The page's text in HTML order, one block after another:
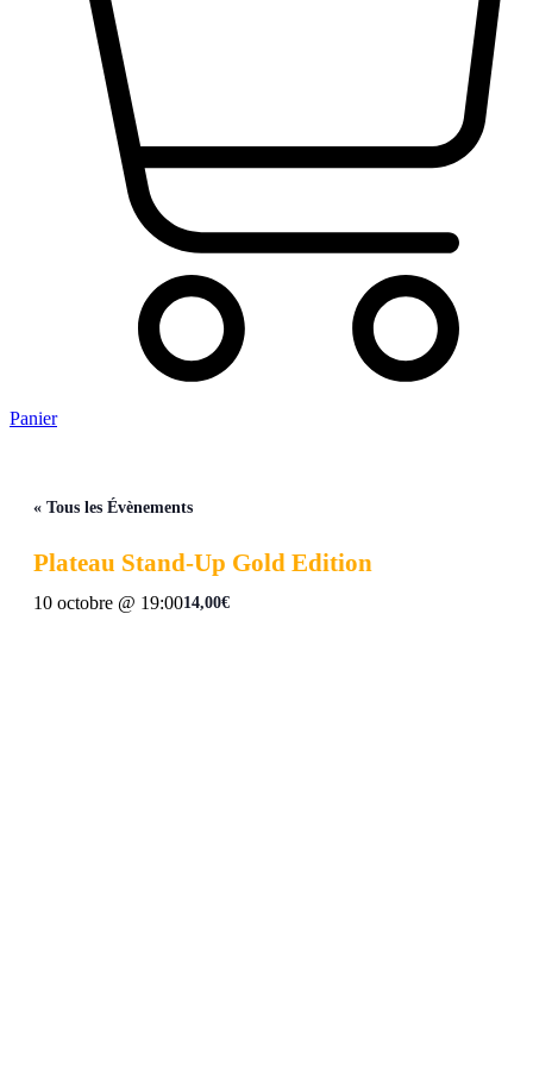
Panier
« Tous les Évènements
Plateau Stand-Up Gold Edition
10 octobre @ 19:0014,00€